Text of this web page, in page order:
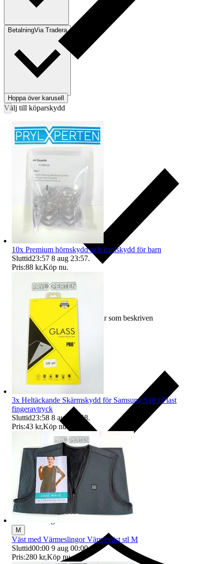
BetalningVia Tradera
Välj till köparskydd
Ersättning om varan inte är som beskriven
Hoppa över karusell
10x Premium hörnskydd och kantskydd för barn
Sluttid23:57 8 aug 23:57.
Pris:88 kr,Köp nu.
3x Heltäckande Skärmskydd för Samsung S10 i Plast
fingeravtryck
Sluttid23:58 8 aug 23:58.
Pris:43 kr,Köp nu.
M
Väst med Värmeslingor Värmeväst stl M
Sluttid00:00 9 aug 00:00.
Pris:280 kr,Köp nu.